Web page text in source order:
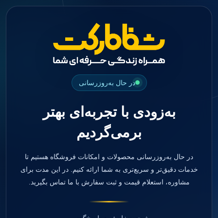
در حال به‌روزرسانی
به‌زودی با تجربه‌ای بهتر
برمی‌گردیم
در حال به‌روزرسانی محصولات و امکانات فروشگاه هستیم تا
خدمات دقیق‌تر و سریع‌تری به شما ارائه کنیم. در این مدت برای
مشاوره، استعلام قیمت و ثبت سفارش با ما تماس بگیرید.
جستجو
Impression Coping
صفحه اصلی
دندانپزشکی
مواد ترمیمی
کامپوزیت
کامپوزیت فلو
اسید اچ
باندینگ
بلیچینگ